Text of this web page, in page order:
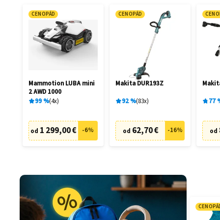
CENOPÁD
Mammotion LUBA mini
2 AWD 1000
99 % 4x
od 1 299,00 € -6%
CENOPÁD
Makita DUR193Z
92% 83x
od 62,70 € -16%
77
od